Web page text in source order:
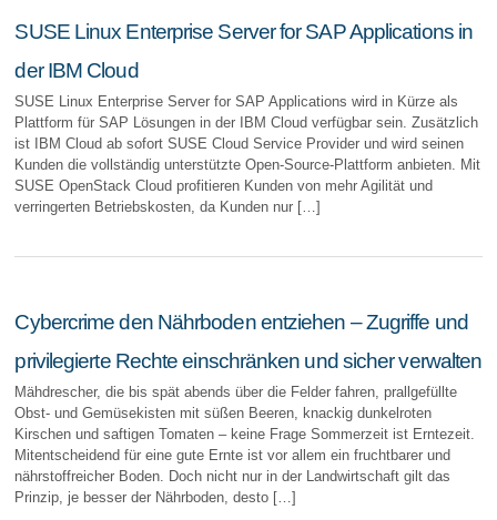
SUSE Linux Enterprise Server for SAP Applications in
der IBM Cloud
SUSE Linux Enterprise Server for SAP Applications wird in Kürze als
Plattform für SAP Lösungen in der IBM Cloud verfügbar sein. Zusätzlich
ist IBM Cloud ab sofort SUSE Cloud Service Provider und wird seinen
Kunden die vollständig unterstützte Open-Source-Plattform anbieten. Mit
SUSE OpenStack Cloud profitieren Kunden von mehr Agilität und
verringerten Betriebskosten, da Kunden nur […]
Cybercrime den Nährboden entziehen – Zugriffe und
privilegierte Rechte einschränken und sicher verwalten
Mähdrescher, die bis spät abends über die Felder fahren, prallgefüllte
Obst- und Gemüsekisten mit süßen Beeren, knackig dunkelroten
Kirschen und saftigen Tomaten – keine Frage Sommerzeit ist Erntezeit.
Mitentscheidend für eine gute Ernte ist vor allem ein fruchtbarer und
nährstoffreicher Boden. Doch nicht nur in der Landwirtschaft gilt das
Prinzip, je besser der Nährboden, desto […]